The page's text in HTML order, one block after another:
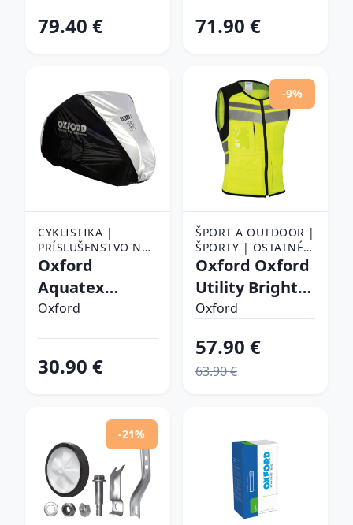
79.40 € 71.90 €
CYKLISTIKA |
PRÍSLUŠENSTVO NA
BICYKEL | PLACHTY
Oxford
Aquatex
Double
Oxford
30.90 €
-9%
ŠPORT A OUTDOOR |
ŠPORTY | OSTATNÉ
ŠPORTY | BEH |
KLIPY
Oxford Oxford
Utility Bright
Top žltá fluo/
čierna - XL
Oxford
57.90 €
63.90 €
-21%